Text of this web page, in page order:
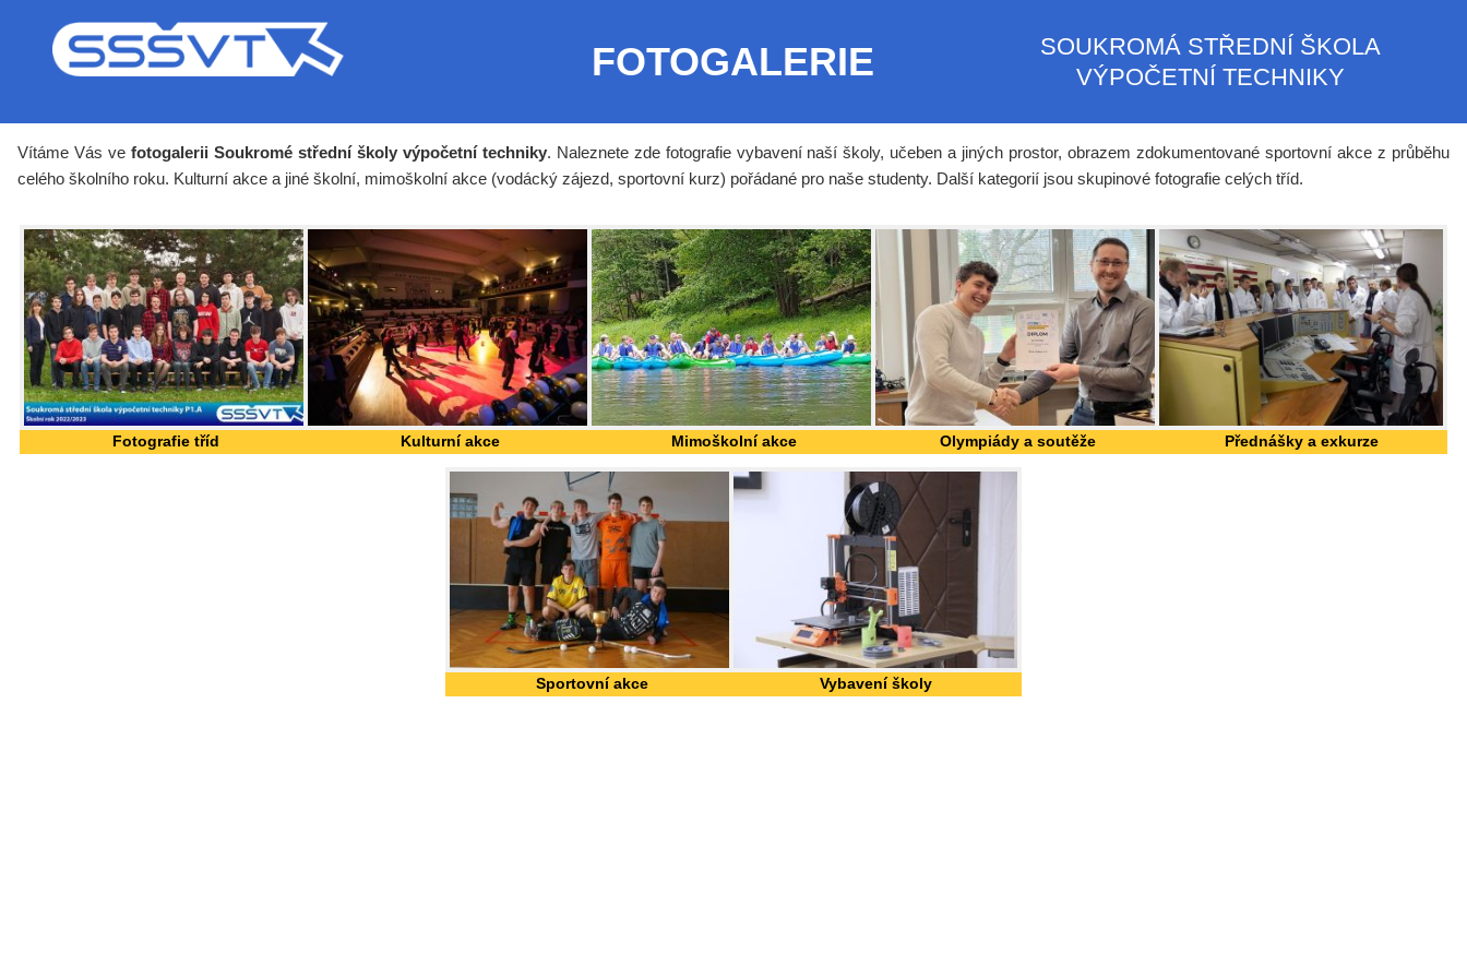
FOTOGALERIE
SOUKROMÁ STŘEDNÍ ŠKOLA
VÝPOČETNÍ TECHNIKY
Vítáme Vás ve fotogalerii Soukromé střední školy výpočetní techniky. Naleznete zde fotografie vybavení naší školy, učeben a jiných prostor, obrazem zdokumentované sportovní akce z průběhu
celého školního roku. Kulturní akce a jiné školní, mimoškolní akce (vodácký zájezd, sportovní kurz) pořádané pro naše studenty. Další kategorií jsou skupinové fotografie celých tříd.
Fotografie tříd Kulturní akce Mimoškolní akce Olympiády a soutěže Přednášky a exkurze
Sportovní akce Vybavení školy